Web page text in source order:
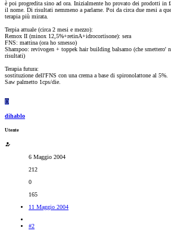
è poi progredita sino ad ora. Inizialmente ho provato dei prodotti in
il nome. Di risultati nemmeno a parlarne. Poi da circa due mesi a
terapia più mirata.
Terpia attuale (circa 2 mesi e mezzo):
Remox II (minox 12,5%+retinA+idrocortisone): sera
FNS: mattina (ora ho smesso)
Shampoo: revivogen + toppek hair building balsamo (che smettero'
risultati)
Terapia futura:
sostituzione dell'FNS con una crema a base di spironolattone al 5%.
Saw palmetto 1cps/die.
D
dihablo
Utente
6 Maggio 2004
212
0
165
11 Maggio 2004
#2